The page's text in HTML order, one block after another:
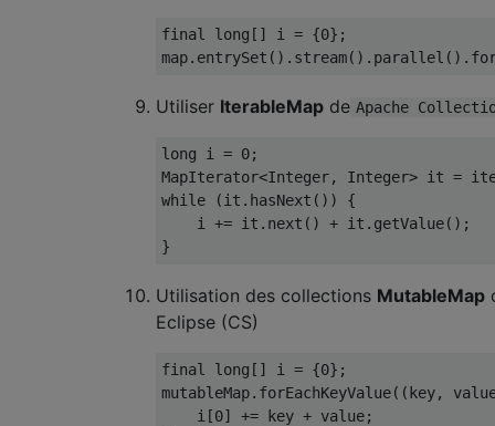
final long [] i = {0};
map. entrySet (). stream(). parallel ().
Utiliser IterableMap de Apache
long i = 0;
MapIterator<Integer, Integer> it =
while
(it . hasNext ())
{
    i
+= it . next () + it . getValue();
}
Utilisation des collections MutableMap
Eclipse (CS)
final long [] i = {0};
mutableMap. forEachKeyValue(( key,
    i
[0] += key + value;